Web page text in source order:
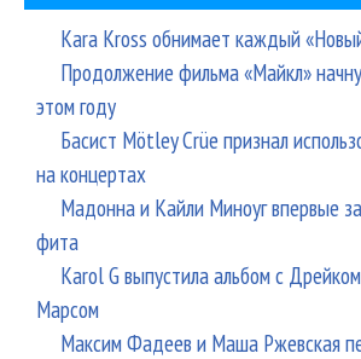
Kara Kross обнимает каждый
Продолжение фильма «Майкл»
этом году
Басист Mötley Crüe признал
на концертах
Мадонна и Кайли Миноуг впервые
фита
Karol G выпустила альбом с
Марсом
Максим Фадеев и Маша Ржевская